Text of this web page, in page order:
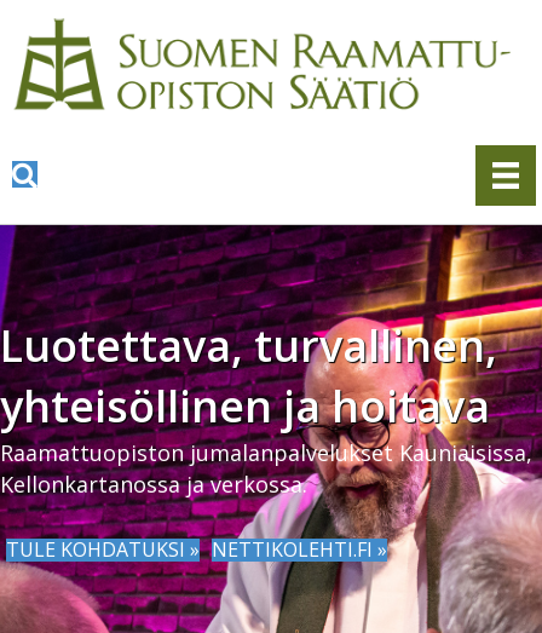
Luotettava, turvallinen,
yhteisöllinen ja hoitava
Raamattuopiston jumalanpalvelukset Kauniaisissa,
Kellonkartanossa ja verkossa.
TULE KOHDATUKSI » NETTIKOLEHTI.FI »